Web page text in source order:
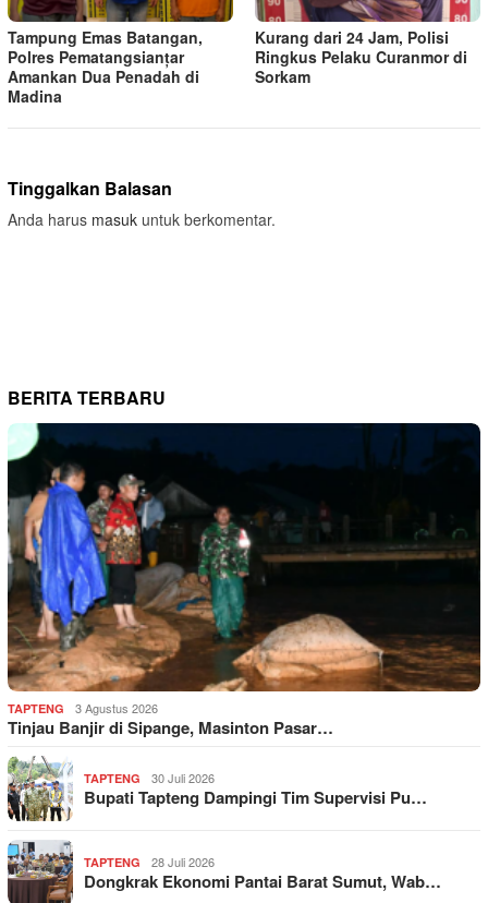
Tampung Emas Batangan,
Polres Pematangsianțar
Amankan Dua Penadah di
Madina
Kurang dari 24 Jam, Polisi
Ringkus Pelaku Curanmor di
Sorkam
Tinggalkan Balasan
Anda harus masuk untuk berkomentar.
BERITA TERBARU
TAPTENG 3 Agustus 2026
Tinjau Banjir di Sipange, Masinton Pasar…
TAPTENG 30 Juli 2026
Bupati Tapteng Dampingi Tim Supervisi Pu…
TAPTENG 28 Juli 2026
Dongkrak Ekonomi Pantai Barat Sumut, Wab…